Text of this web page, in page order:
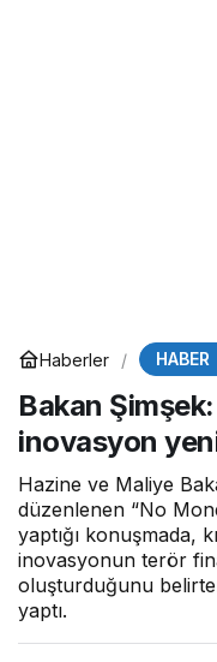
Haberler HABER
Bakan
inovasyon
Hazine ve Maliye
düzenlenen “No
yaptığı konuşmada,
inovasyonun terör
oluşturduğunu
yaptı.